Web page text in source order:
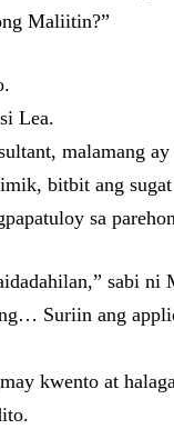
Maliitin?”
Lea.
malamang ay
bitbit ang
sa
sabi ni
Suriin ang
kwento at